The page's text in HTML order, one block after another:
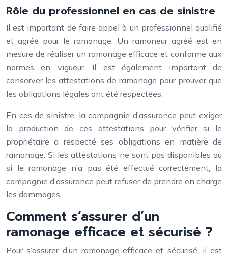
Rôle du professionnel en cas de sinistre
Il est important de faire appel à un professionnel qualifié
et agréé pour le ramonage. Un ramoneur agréé est en
mesure de réaliser un ramonage efficace et conforme aux
normes en vigueur. Il est également important de
conserver les attestations de ramonage pour prouver que
les obligations légales ont été respectées.
En cas de sinistre, la compagnie d’assurance peut exiger
la production de ces attestations pour vérifier si le
propriétaire a respecté ses obligations en matière de
ramonage. Si les attestations ne sont pas disponibles ou
si le ramonage n’a pas été effectué correctement, la
compagnie d’assurance peut refuser de prendre en charge
les dommages.
Comment s’assurer d’un
ramonage efficace et sécurisé ?
Pour s’assurer d’un ramonage efficace et sécurisé, il est